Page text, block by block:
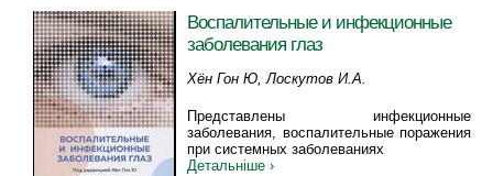
Воспалительные и инфекционные
заболевания глаз
Хён Гон Ю, Лоскутов И.А.
Представлены инфекционные
заболевания, воспалительные поражения
при системных заболеваниях
Детальніше ›